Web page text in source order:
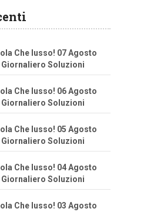
Che lusso! 07 Agosto
Giornaliero Soluzioni
Che lusso! 06 Agosto
Giornaliero Soluzioni
Che lusso! 05 Agosto
Giornaliero Soluzioni
Che lusso! 04 Agosto
Giornaliero Soluzioni
Che lusso! 03 Agosto